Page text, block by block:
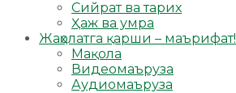
Сийрат ва тарих
Ҳаж ва умра
Жаҳолатга қарши – маърифат!
Мақола
Видеомаъруза
Аудиомаъруза